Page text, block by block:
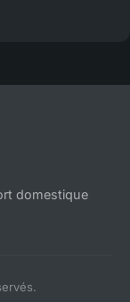
domestique